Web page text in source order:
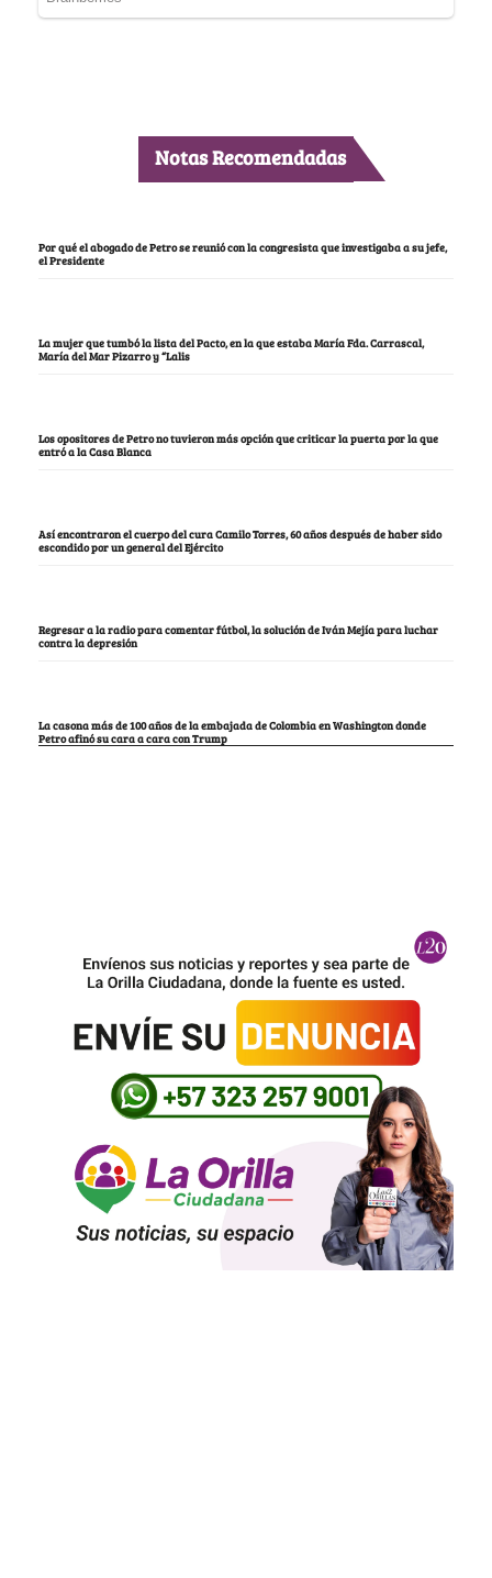
Notas Recomendadas
Por qué el abogado de Petro se reunió con la congresista que investigaba a su jefe,
el Presidente
La mujer que tumbó la lista del Pacto, en la que estaba María Fda. Carrascal,
María del Mar Pizarro y “Lalis
Los opositores de Petro no tuvieron más opción que criticar la puerta por la que
entró a la Casa Blanca
Así encontraron el cuerpo del cura Camilo Torres, 60 años después de haber sido
escondido por un general del Ejército
Regresar a la radio para comentar fútbol, la solución de Iván Mejía para luchar
contra la depresión
La casona más de 100 años de la embajada de Colombia en Washington donde
Petro afinó su cara a cara con Trump